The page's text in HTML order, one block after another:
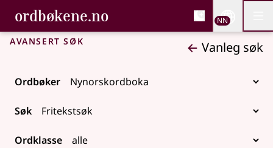
Gå til hovudinnhald
Tilgjenge
ordbøkene.no, Bokmålsordboka og
Bokmålsordboka og Nynorskordboka
NN
Avansert søk Vanleg søk
Ordbøker
Søk
Ordklasse